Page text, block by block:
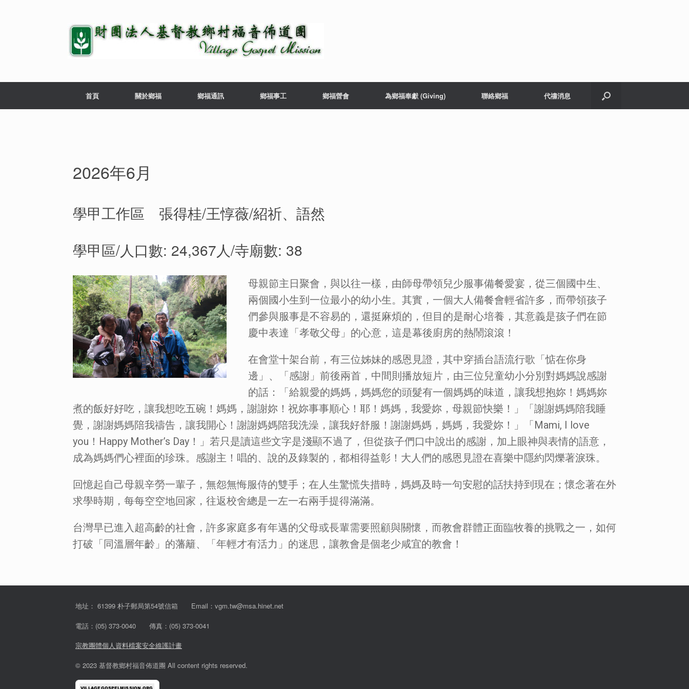
首頁 關於鄉福 鄉福通訊 鄉福事工 鄉福營會 為鄉福奉獻 (Giving) 聯絡鄉福 代禱消息
2026年6月
學甲工作區 張得桂/王惇薇/紹祈、語然
學甲區/人口數: 24,367人/寺廟數: 38
母親節主日聚會，與以往一樣，由師母帶領兒少服事備餐愛宴，從三個國中生、
兩個國小生到一位最小的幼小生。其實，一個大人備餐會輕省許多，而帶領孩子
們參與服事是不容易的，還挺麻煩的，但目的是耐心培養，其意義是孩子們在節
慶中表達「孝敬父母」的心意，這是幕後廚房的熱鬧滾滾！
在會堂十架台前，有三位姊妹的感恩見證，其中穿插台語流行歌「惦在你身
邊」、「感謝」前後兩首，中間則播放短片，由三位兒童幼小分別對媽媽說感謝
的話：「給親愛的媽媽，媽媽您的頭髮有一個媽媽的味道，讓我想抱妳！媽媽妳
煮的飯好好吃，讓我想吃五碗！媽媽，謝謝妳！祝妳事事順心！耶！媽媽，我愛妳，母親節快樂！」「謝謝媽媽陪我睡
覺，謝謝媽媽陪我禱告，讓我開心！謝謝媽媽陪我洗澡，讓我好舒服！謝謝媽媽，媽媽，我愛妳！」「Mami, I love
you！Happy Mother’s Day！」若只是讀這些文字是淺顯不過了，但從孩子們口中說出的感謝，加上眼神與表情的語意，
成為媽媽們心裡面的珍珠。感謝主！唱的、說的及錄製的，都相得益彰！大人們的感恩見證在喜樂中隱約閃爍著淚珠。
回憶起自己母親辛勞一輩子，無怨無悔服侍的雙手；在人生驚慌失措時，媽媽及時一句安慰的話扶持到現在；懷念著在外
求學時期，每每空空地回家，往返校舍總是一左一右兩手提得滿滿。
台灣早已進入超高齡的社會，許多家庭多有年邁的父母或長輩需要照顧與關懷，而教會群體正面臨牧養的挑戰之一，如何
打破「同溫層年齡」的藩籬、「年輕才有活力」的迷思，讓教會是個老少咸宜的教會！
地址： 61399 朴子郵局第54號信箱 Email：vgm.tw@msa.hinet.net
電話：(05) 373-0040 傳真：(05) 373-0041
宗教團體個人資料檔案安全維護計畫
© 2023 基督教鄉村福音佈道團 All content rights reserved.